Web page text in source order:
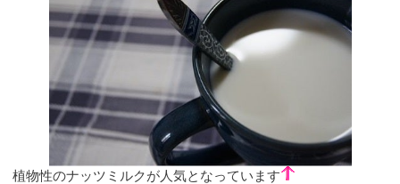
植物性のナッツミルクが人気となっています